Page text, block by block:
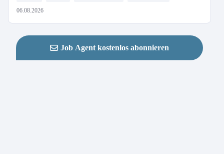
06.08.2026
Job Agent kostenlos abonnieren